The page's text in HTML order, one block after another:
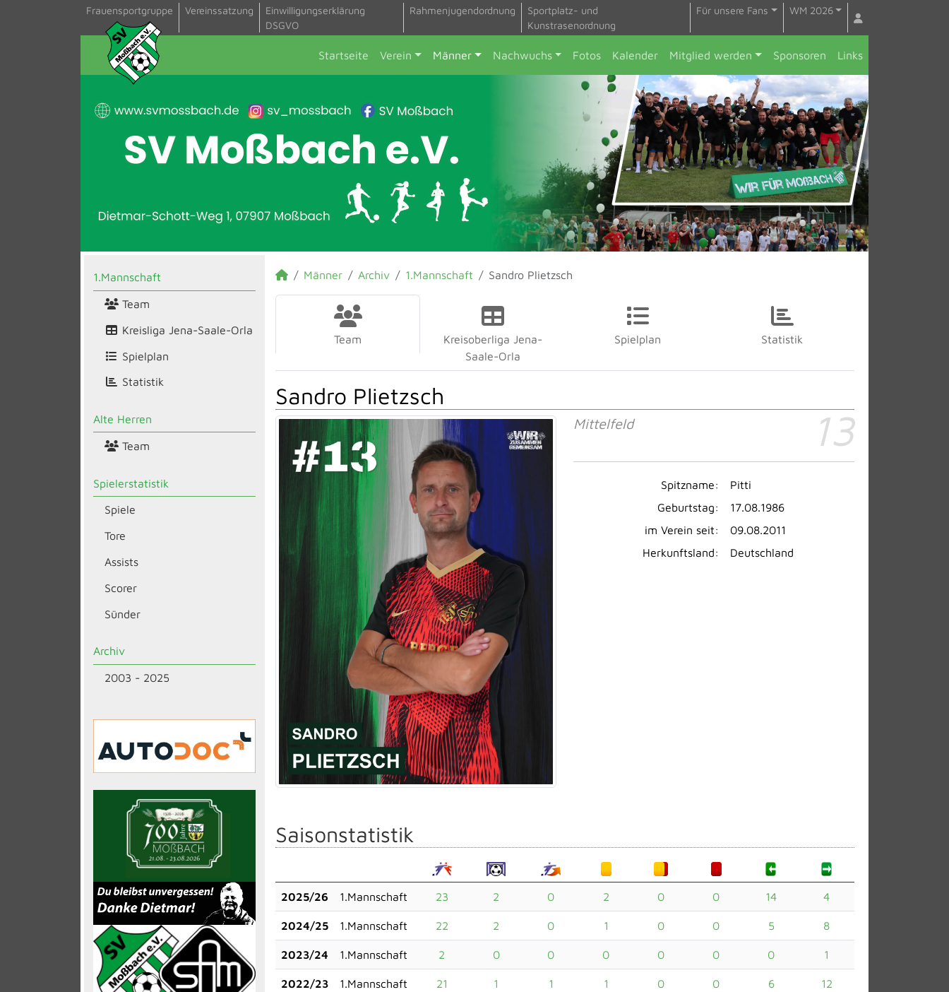
Frauensportgruppe Vereinssatzung
Einwilligungserklärung
DSGVO
Rahmenjugendordnung
Sportplatz- und
Kunstrasenordnung
Für unsere Fans WM 2026
Startseite Verein Männer Nachwuchs Fotos Kalender Mitglied werden Sponsoren Links
1.Mannschaft
Team
Kreisliga Jena-Saale-Orla
Spielplan
Statistik
Alte Herren
Team
Spielerstatistik
Spiele
Tore
Assists
Scorer
Sünder
Archiv
2003 - 2025
Männer Archiv 1.Mannschaft Sandro Plietzsch
Team
Kreisoberliga Jena-
Saale-Orla
Spielplan Statistik
Sandro Plietzsch
13
Mittelfeld
Spitzname:
Pitti
Geburtstag:
17.08.1986
im Verein seit:
09.08.2011
Herkunftsland:
Deutschland
Saisonstatistik
2025/26 1.Mannschaft 23 2 0 2 0 0 14 4
2024/25 1.Mannschaft 22 2 0 1 0 0 5 8
2023/24 1.Mannschaft 2 0 0 0 0 0 0 1
2022/23 1.Mannschaft 21 1 1 1 0 0 6 12